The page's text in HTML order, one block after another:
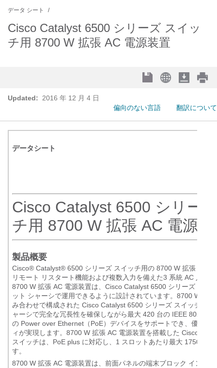
データ シート
Cisco Catalyst 6500 シリーズ スイッ
チ用 8700 W 拡張 AC 電源装置
Updated:
2016 年 12 月 4 日
偏向のない言語
翻訳について
データシート
Cisco Catalyst 6500 シリー
チ用 8700 W 拡張 AC 電源装
製品概要
Cisco® Catalyst® 6500 シリーズ スイッチ用の 8700 W 拡張 AC
リモート リスタート機能および複数入力を備えた3 系統 AC 入力
8700 W 拡張 AC 電源装置は、Cisco Catalyst 6500 シリーズ スイ
ット シャーシで運用できるように設計されています。8700 W 拡
み合わせで構成された Cisco Catalyst 6500 シリーズ スイッチを使
ャーシで完全な冗長性を確保しながら最大 420 台の IEEE 802.3af
の Power over Ethernet（PoE）デバイスをサポートでき、優れた
ィが実現します。8700 W 拡張 AC 電源装置を搭載した Cisco
スイッチは、PoE plus に対応し、1 スロットあたり最大 1750 W
す。
8700 W 拡張 AC 電源装置は、前面パネルの端末ブロック インタ